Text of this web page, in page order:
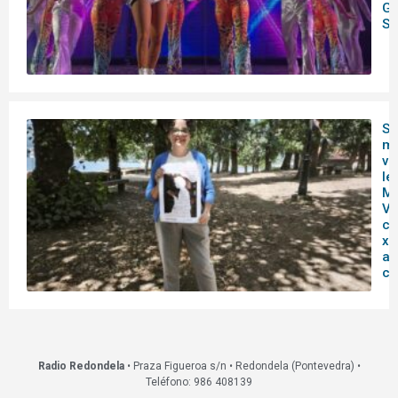
Radio Redondela• Praza Figueroa s/n • Redondela (Pontevedra) •
Teléfono: 986 408139